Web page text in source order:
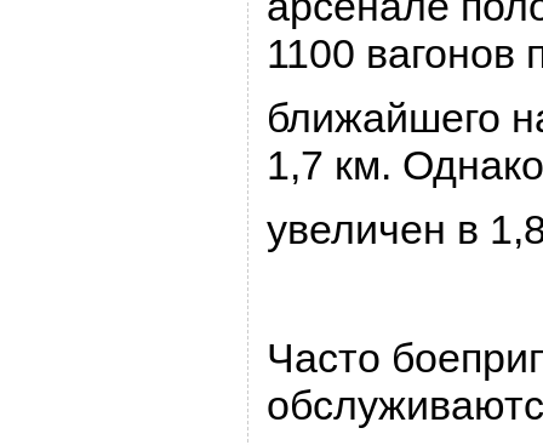
1100 вагонов
ближайшего
1,7 км.
увеличен в
Часто